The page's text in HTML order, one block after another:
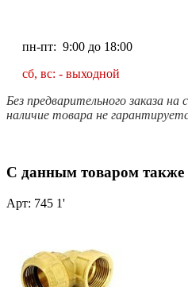
пн-пт: 9:00 до 18:00
сб, вс: - выходной
Без предварительного заказа
наличие товара не
С данным товаром
Арт: 745 1'